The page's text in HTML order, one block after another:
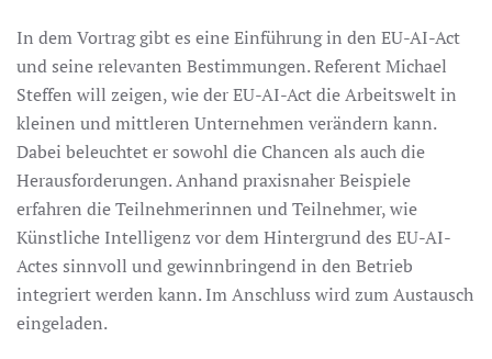
In dem Vortrag gibt es eine Einführung in den EU-AI-Act
und seine relevanten Bestimmungen. Referent Michael
Steffen will zeigen, wie der EU-AI-Act die Arbeitswelt in
kleinen und mittleren Unternehmen verändern kann.
Dabei beleuchtet er sowohl die Chancen als auch die
Herausforderungen. Anhand praxisnaher Beispiele
erfahren die Teilnehmerinnen und Teilnehmer, wie
Künstliche Intelligenz vor dem Hintergrund des EU-AI-
Actes sinnvoll und gewinnbringend in den Betrieb
integriert werden kann. Im Anschluss wird zum Austausch
eingeladen.